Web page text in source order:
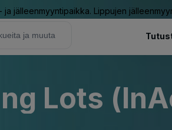
ja jälleenmyyntipaikka. Lippujen
Lots